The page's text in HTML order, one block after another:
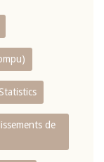
de